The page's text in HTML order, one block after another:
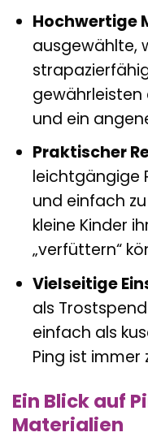
Hochwertige
ausgewählte,
gewährleisten
und ein
Praktischer
leichtgängige
und einfach
kleine Kinder
„verfüttern“
Vielseitige
als
einfach als
Ping ist immer
Ein Blick auf
Materialien